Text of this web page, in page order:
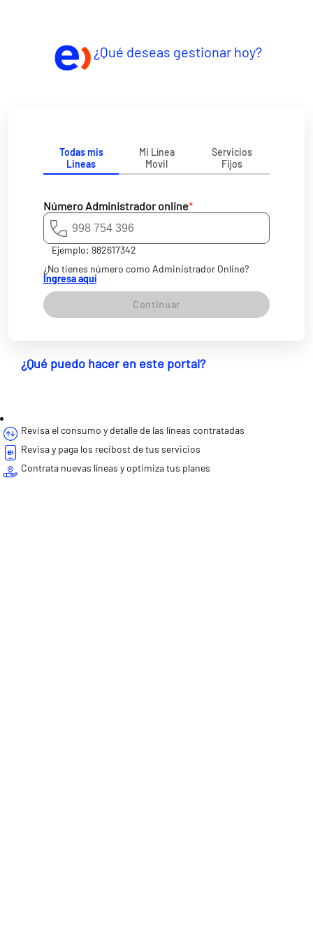
¿Qué deseas gestionar hoy?
Todas mis
Lineas
Mi Línea
Movil
Servicios
Fijos
Número Administrador online*
Ejemplo: 982617342
¿No tienes número como Administrador Online?
Ingresa aquí
¿Qué puedo hacer en este portal?
Revisa el consumo y detalle de las líneas contratadas
Revisa y paga los recibost de tus servicios
Contrata nuevas líneas y optimiza tus planes